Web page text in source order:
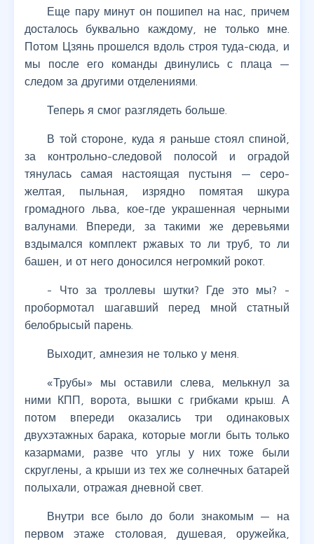
Еще пару минут он пошипел на нас, причем
досталось буквально каждому, не только мне.
Потом Цзянь прошелся вдоль строя туда-сюда, и
мы после его команды двинулись с плаца —
следом за другими отделениями.
Теперь я смог разглядеть больше.
В той стороне, куда я раньше стоял спиной,
за контрольно-следовой полосой и оградой
тянулась самая настоящая пустыня — серо-
желтая, пыльная, изрядно помятая шкура
громадного льва, кое-где украшенная черными
валунами. Впереди, за такими же деревьями
вздымался комплект ржавых то ли труб, то ли
башен, и от него доносился негромкий рокот.
- Что за троллевы шутки? Где это мы? -
пробормотал шагавший перед мной статный
белобрысый парень.
Выходит, амнезия не только у меня.
«Трубы» мы оставили слева, мелькнул за
ними КПП, ворота, вышки с грибками крыш. А
потом впереди оказались три одинаковых
двухэтажных барака, которые могли быть только
казармами, разве что углы у них тоже были
скруглены, а крыши из тех же солнечных батарей
полыхали, отражая дневной свет.
Внутри все было до боли знакомым — на
первом этаже столовая, душевая, оружейка,